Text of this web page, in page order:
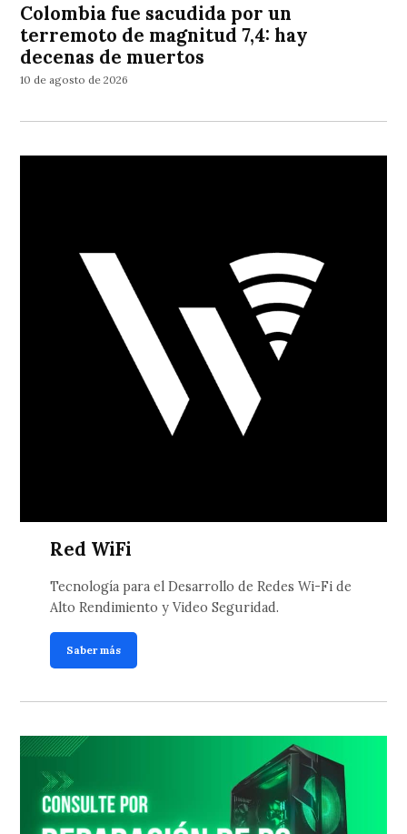
Colombia fue sacudida por un
terremoto de magnitud 7,4: hay
decenas de muertos
10 de agosto de 2026
Red WiFi
Tecnología para el Desarrollo de Redes Wi-Fi de
Alto Rendimiento y Video Seguridad.
Saber más